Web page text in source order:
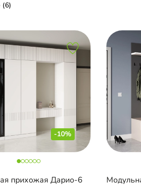
(6)
-10%
прихожая Дарио-6